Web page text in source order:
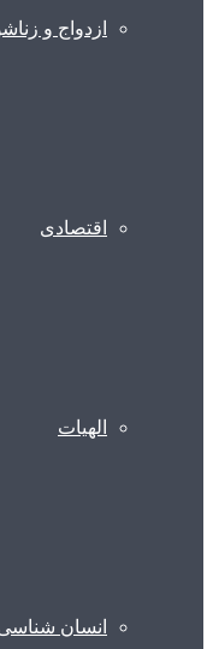
ازدواج و
اقتصادی
الهیات
انسان